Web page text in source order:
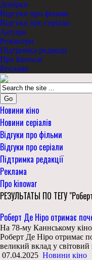
Добірки
Відгуки про фільми
Відгуки про серіали
Актори
Режисери
Підтримка редакції
Про kinowar
Реклама
Go
Новини кіно
Новини серіалів
Відгуки про фільми
Відгуки про серіали
Підтримка редакції
Реклама
Про kinowar
РЕЗУЛЬТАТЫ ПО ТЕГУ
Роберт Де Ніро отримає
На 78-му Каннському
Роберт Де Ніро отримає
великий вклад у світовий
07.04.2025 Новини кіно